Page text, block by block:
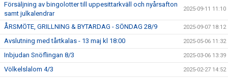
Försäljning av bingolotter till uppesittarkväll och nyårsafton
samt julkalendrar
2025-09-11 11:10
ÅRSMÖTE, GRILLNING & BYTARDAG - SÖNDAG 28/9 2025-09-07 18:12
Avslutning med tårtkalas - 13 maj kl 18:00 2025-05-06 11:32
Inbjudan Snöflingan 8/3 2025-03-06 13:39
Völkelslalom 4/3 2025-02-27 14:52